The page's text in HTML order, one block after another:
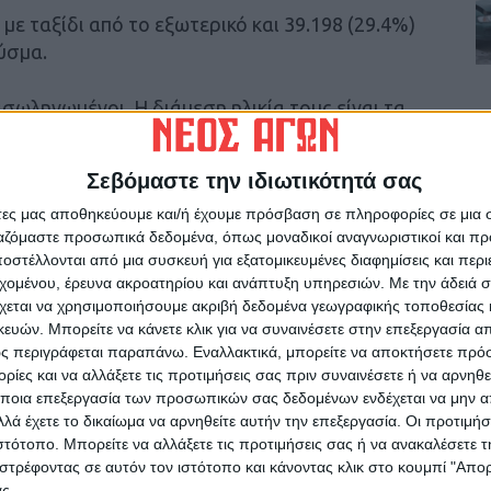
Σεβόμαστε την ιδιωτικότητά σας
μας αποθηκεύουμε και/ή έχουμε πρόσβαση σε πληροφορίες σε
προσωπικά δεδομένα, όπως μοναδικοί αναγνωριστικοί και
από μια συσκευή για εξατομικευμένες διαφημίσεις και
έρευνα ακροατηρίου και ανάπτυξη υπηρεσιών. Με την άδειά
να χρησιμοποιήσουμε ακριβή δεδομένα γεωγραφικής τοποθεσίας
Μπορείτε να κάνετε κλικ για να συναινέσετε στην επεξεργασία
περιγράφεται παραπάνω. Εναλλακτικά, μπορείτε να αποκτήσετε
και να αλλάξετε τις προτιμήσεις σας πριν συναινέσετε ή να
επεξεργασία των προσωπικών σας δεδομένων ενδέχεται να μην
έχετε το δικαίωμα να αρνηθείτε αυτήν την επεξεργασία. Οι
Μπορείτε να αλλάξετε τις προτιμήσεις σας ή να ανακαλέσετε
σε αυτόν τον ιστότοπο και κάνοντας κλικ στο κουμπί
ταξίδι από το εξωτερικό και 39.198 (29.4%)
Η διάμεση ηλικία τους είναι τα
υπόλοιποι άνδρες. To 78.6% των
ή είναι ηλικιωμένοι 70 ετών και άνω. 832
από τον κορωνοϊό
θανάτους και 4.402 θανάτους συνολικά
υπόλοιποι άνδρες. Η διάμεση ηλικία των
και το 95.5% είχε κάποιο υποκείμενο